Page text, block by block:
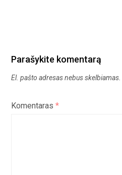
Parašykite komentarą
El. pašto adresas nebus skelbiamas.
Komentaras*